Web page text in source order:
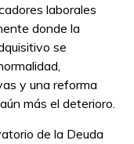
laborales
donde la
se
y una reforma
más el deterioro.
de la Deuda